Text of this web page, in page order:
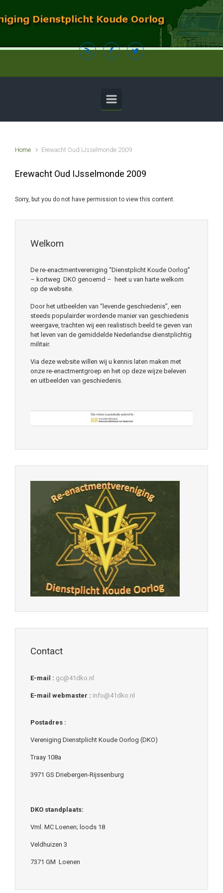
Home Erewacht Oud IJsselmonde 2009
Erewacht Oud IJsselmonde 2009
Sorry, but you do not have permission to view this content.
Welkom
De re-enactmentvereniging “Dienstplicht Koude Oorlog”
– kortweg DKO genoemd – heet u van harte welkom
op de website.
Door het uitbeelden van “levende geschiedenis”, een
steeds populairder wordende manier van geschiedenis
weergave, trachten wij een realistisch beeld te geven van
het leven van de gemiddelde Nederlandse dienstplichtig
militair.
Via deze website willen wij u kennis laten maken met
onze re-enactmentgroep en het op deze wijze beleven
en uitbeelden van geschiedenis.
Contact
E-mail : gc@41dko.nl
E-mail webmaster : info@41dko.nl
Postadres :
Vereniging Dienstplicht Koude Oorlog (DKO)
Traay 108a
3971 GS Driebergen-Rijssenburg
DKO standplaats:
Vml. MC Loenen; loods 18
Veldhuizen 3
7371 GM Loenen